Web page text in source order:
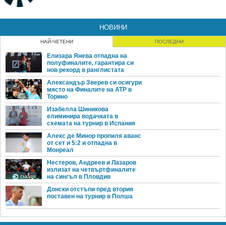
НОВИНИ
НАЙ-ЧЕТЕНИ ПОСЛЕДНИ
Елизара Янева отпадна на
полуфиналите, гарантира си
нов рекорд в ранглистата
Александър Зверев си осигури
място на Финалите на ATP в
Торино
Изабелла Шиникова
елиминира водачката в
схемата на турнир в Испания
Алекс де Минор пропиля аванс
от сет и 5:2 и отпадна в
Монреал
Нестеров, Андреев и Лазаров
излизат на четвъртфиналите
на сингъл в Пловдив
Донски отстъпи пред втория
поставен на турнир в Полша